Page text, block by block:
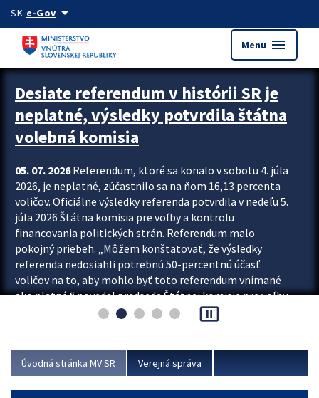
Preskocit na hlavný obsah
SK e-Govarrow_drop_down
Menu menu
Zastavit automatický posun upútavok
Desiate referendum v histórii SR je
neplatné, výsledky potvrdila štátna
volebná komisia
05. 07. 2026Referendum, ktoré sa konalo v sobotu 4. júla
2026, je neplatné, zúčastnilo sa na ňom 16,13 percenta
voličov. Oficiálne výsledky referenda potvrdila v nedeľu 5.
júla 2026 Štátna komisia pre voľby a kontrolu
financovania politických strán. Referendum malo
pokojný priebeh. „Môžem konštatovať, že výsledky
referenda nedosiahli potrebnú 50-percentnú účasť
voličov na to, aby mohlo byť toto referendum vnímané
ako platné,“ povedal predseda Štátnej komisie pre voľby
a kontrolu financovania politických...
pause_presentation
Úvodná stránka MV SR Verejná správa